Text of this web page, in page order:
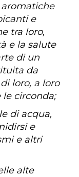
e
tra loro,
e la salute
di un
da
loro, a loro
circonda;
di acqua,
e
e altri
alte